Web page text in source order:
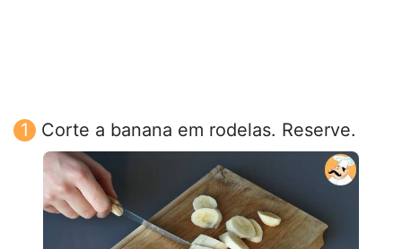
Corte a banana em rodelas. Reserve.